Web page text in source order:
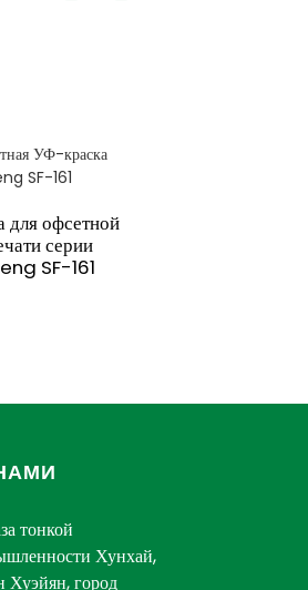
для офсетной
серии
SF-161
тонкой
Хунхай,
Хуэйян, город